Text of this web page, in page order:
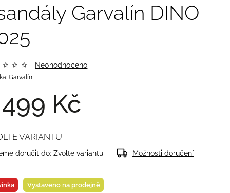
Garvalín DINO
Garvalín
Neohodnoceno
Kč
Vystaveno na prodejně
VARIANTU
doručit do: Zvolte variantu Možnosti doručení